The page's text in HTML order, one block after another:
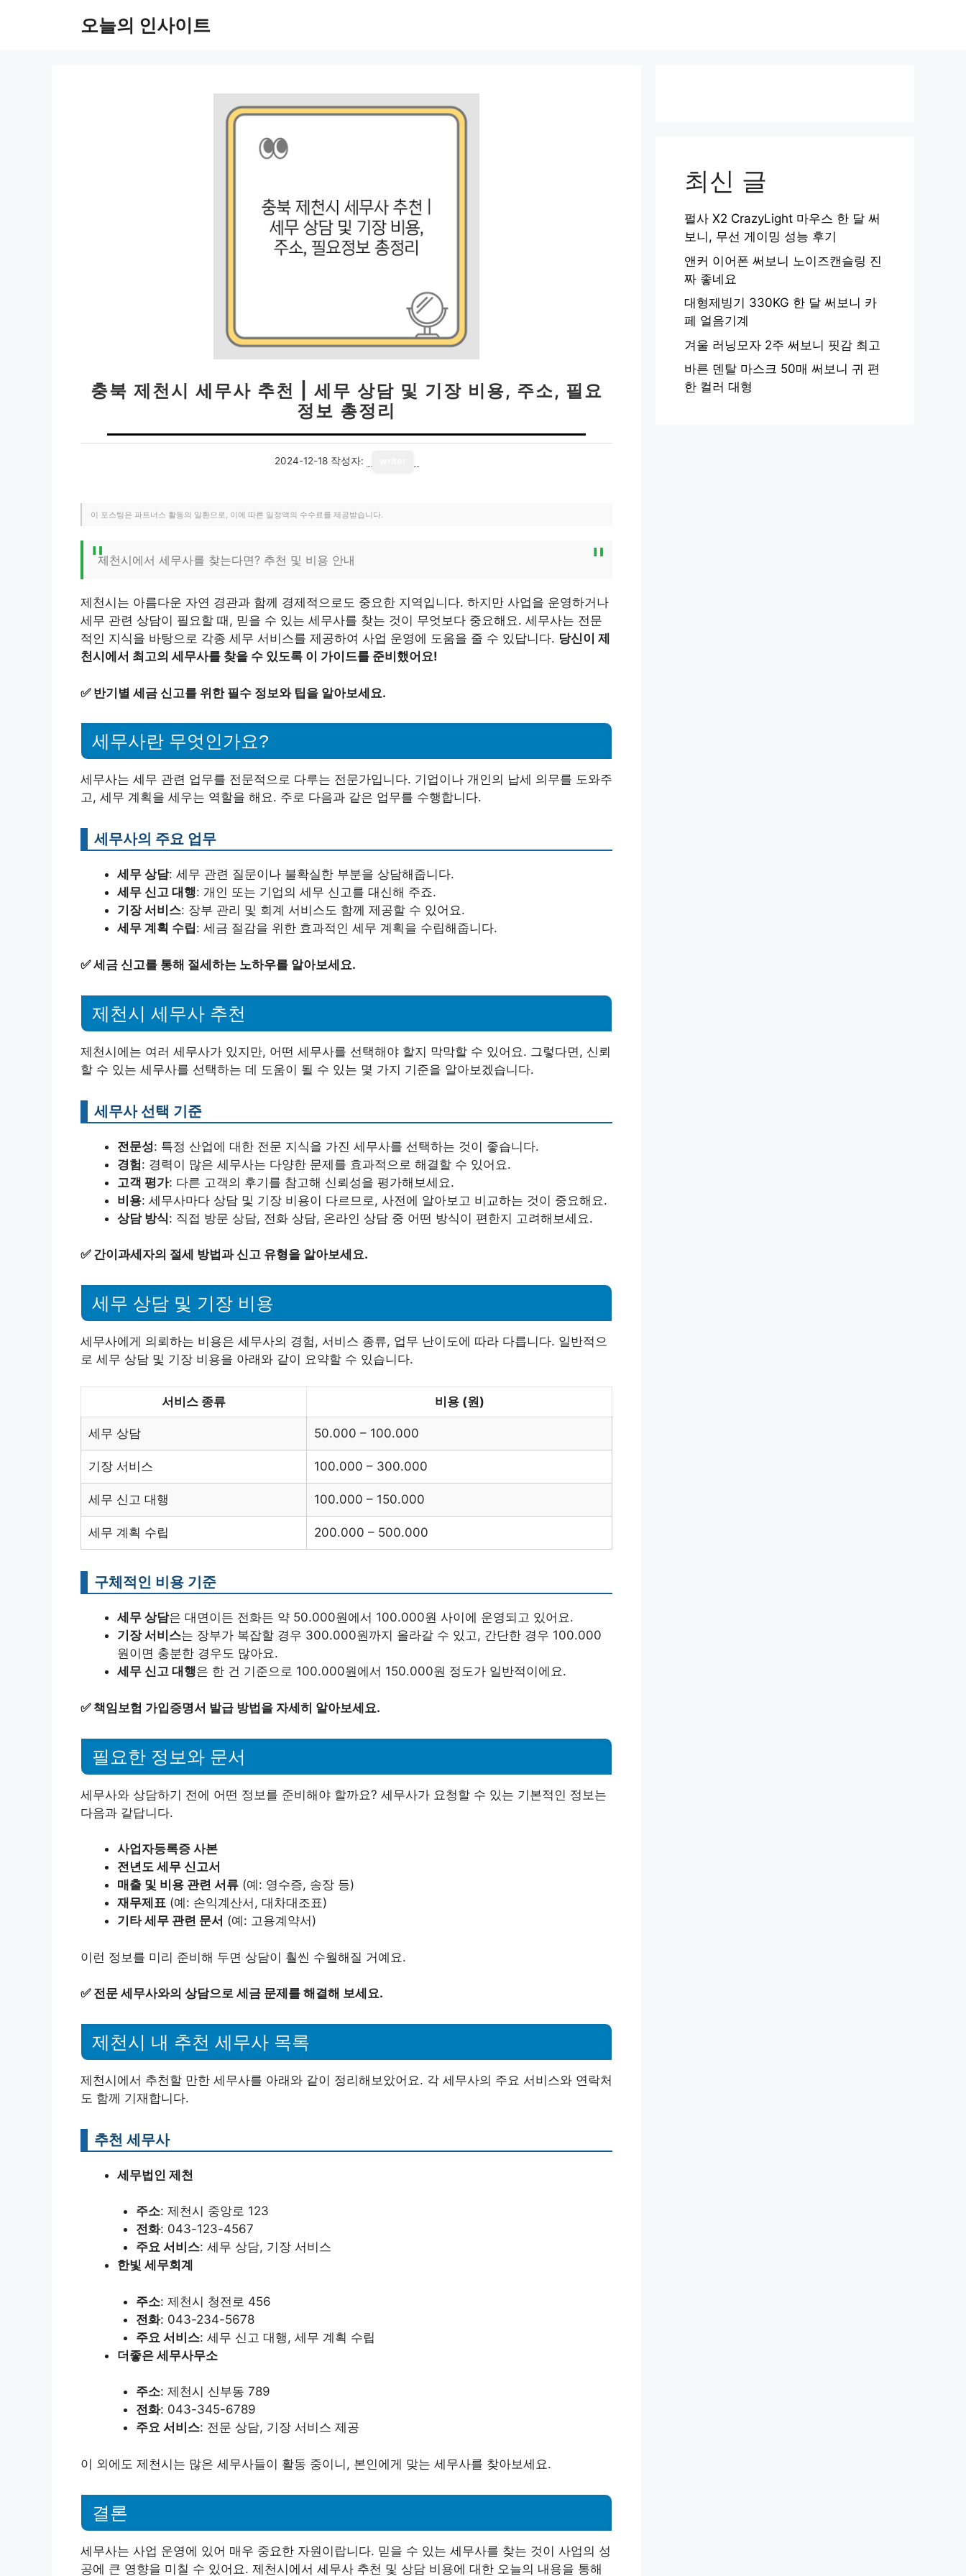
오늘의 인사이트
충북 제천시 세무사 추천 | 세무 상담 및 기장 비용, 주소, 필요
정보 총정리
2024-12-18 작성자:
이 포스팅은 파트너스 활동의 일환으로, 이에 따른 일정액의 수수료를 제공받습니다.
제천시에서 세무사를 찾는다면? 추천 및 비용 안내
제천시는 아름다운 자연 경관과 함께 경제적으로도 중요한 지역입니다. 하지만 사업을 운영하거나
세무 관련 상담이 필요할 때, 믿을 수 있는 세무사를 찾는 것이 무엇보다 중요해요. 세무사는 전문
적인 지식을 바탕으로 각종 세무 서비스를 제공하여 사업 운영에 도움을 줄 수 있답니다. 당신이 제
천시에서 최고의 세무사를 찾을 수 있도록 이 가이드를 준비했어요!
✅ 반기별 세금 신고를 위한 필수 정보와 팁을 알아보세요.
세무사란 무엇인가요?
세무사는 세무 관련 업무를 전문적으로 다루는 전문가입니다. 기업이나 개인의 납세 의무를 도와주
고, 세무 계획을 세우는 역할을 해요. 주로 다음과 같은 업무를 수행합니다.
세무사의 주요 업무
세무 상담: 세무 관련 질문이나 불확실한 부분을 상담해줍니다.
세무 신고 대행: 개인 또는 기업의 세무 신고를 대신해 주죠.
기장 서비스: 장부 관리 및 회계 서비스도 함께 제공할 수 있어요.
세무 계획 수립: 세금 절감을 위한 효과적인 세무 계획을 수립해줍니다.
✅세금 신고를 통해 절세하는 노하우를 알아보세요.
제천시 세무사 추천
제천시에는 여러 세무사가 있지만, 어떤 세무사를 선택해야 할지 막막할 수 있어요. 그렇다면, 신뢰
할 수 있는 세무사를 선택하는 데 도움이 될 수 있는 몇 가지 기준을 알아보겠습니다.
세무사 선택 기준
전문성: 특정 산업에 대한 전문 지식을 가진 세무사를 선택하는 것이 좋습니다.
경험: 경력이 많은 세무사는 다양한 문제를 효과적으로 해결할 수 있어요.
고객 평가: 다른 고객의 후기를 참고해 신뢰성을 평가해보세요.
비용: 세무사마다 상담 및 기장 비용이 다르므로, 사전에 알아보고 비교하는 것이 중요해요.
상담 방식: 직접 방문 상담, 전화 상담, 온라인 상담 중 어떤 방식이 편한지 고려해보세요.
✅ 간이과세자의 절세 방법과 신고 유형을 알아보세요.
세무 상담 및 기장 비용
세무사에게 의뢰하는 비용은 세무사의 경험, 서비스 종류, 업무 난이도에 따라 다릅니다. 일반적으
로 세무 상담 및 기장 비용을 아래와 같이 요약할 수 있습니다.
서비스 종류 비용 (원)
세무 상담 50.000 – 100.000
기장 서비스 100.000 – 300.000
세무 신고 대행 100.000 – 150.000
세무 계획 수립 200.000 – 500.000
구체적인 비용 기준
세무 상담은 대면이든 전화든 약 50.000원에서 100.000원 사이에 운영되고 있어요.
기장 서비스는 장부가 복잡할 경우 300.000원까지 올라갈 수 있고, 간단한 경우 100.000
원이면 충분한 경우도 많아요.
세무 신고 대행은 한 건 기준으로 100.000원에서 150.000원 정도가 일반적이에요.
✅책임보험 가입증명서 발급 방법을 자세히 알아보세요.
필요한 정보와 문서
세무사와 상담하기 전에 어떤 정보를 준비해야 할까요? 세무사가 요청할 수 있는 기본적인 정보는
다음과 같답니다.
사업자등록증 사본
전년도 세무 신고서
매출 및 비용 관련 서류 (예: 영수증, 송장 등)
재무제표 (예: 손익계산서, 대차대조표)
기타 세무 관련 문서 (예: 고용계약서)
이런 정보를 미리 준비해 두면 상담이 훨씬 수월해질 거예요.
✅ 전문 세무사와의 상담으로 세금 문제를 해결해 보세요.
제천시 내 추천 세무사 목록
제천시에서 추천할 만한 세무사를 아래와 같이 정리해보았어요. 각 세무사의 주요 서비스와 연락처
도 함께 기재합니다.
추천 세무사
세무법인 제천
주소: 제천시 중앙로 123
전화: 043-123-4567
주요 서비스: 세무 상담, 기장 서비스
한빛 세무회계
주소: 제천시 청전로 456
전화: 043-234-5678
주요 서비스: 세무 신고 대행, 세무 계획 수립
더좋은 세무사무소
주소: 제천시 신부동 789
전화: 043-345-6789
주요 서비스: 전문 상담, 기장 서비스 제공
이 외에도 제천시는 많은 세무사들이 활동 중이니, 본인에게 맞는 세무사를 찾아보세요.
결론
세무사는 사업 운영에 있어 매우 중요한 자원이랍니다. 믿을 수 있는 세무사를 찾는 것이 사업의 성
공에 큰 영향을 미칠 수 있어요. 제천시에서 세무사 추천 및 상담 비용에 대한 오늘의 내용을 통해
최신 글
펄사 X2 CrazyLight 마우스 한 달 써
보니, 무선 게이밍 성능 후기
앤커 이어폰 써보니 노이즈캔슬링 진
짜 좋네요
대형제빙기 330KG 한 달 써보니 카
페 얼음기계
겨울 러닝모자 2주 써보니 핏감 최고
바른 덴탈 마스크 50매 써보니 귀 편
한 컬러 대형